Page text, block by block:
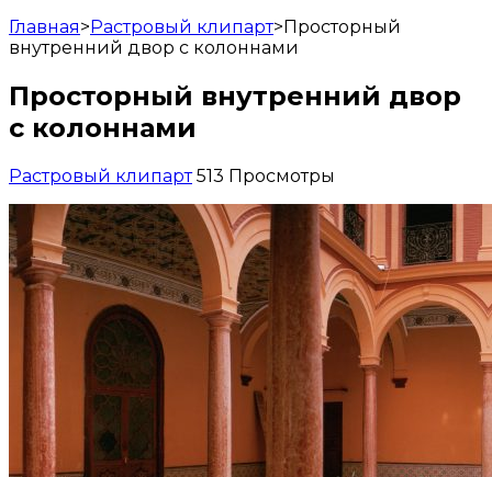
Главная>Растровый клипарт>Просторный
внутренний двор с колоннами
Просторный внутренний двор
с колоннами
Растровый клипарт 513 Просмотры